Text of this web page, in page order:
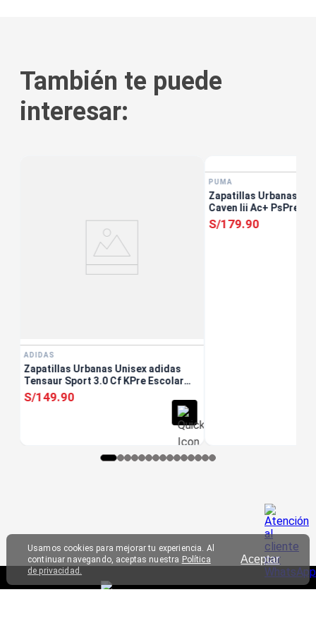
Aceptar
Usamos cookies para mejorar tu experiencia. Al
continuar navegando, aceptas nuestra Política
de privacidad.
También te puede
interesar:
ADIDAS
Zapatillas Urbanas Unisex adidas
Tensaur Sport 3.0 Cf KPre Escolar
Blanco
S/149.90
PUMA
Zapatillas Urbanas
Caven Iii Ac+ PsPre
S/179.90